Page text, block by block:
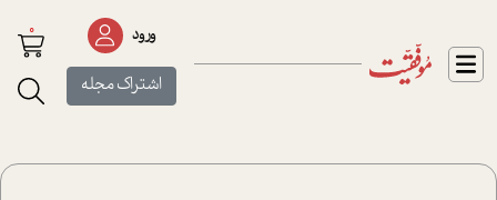
ورود
اشتراک مجله
0